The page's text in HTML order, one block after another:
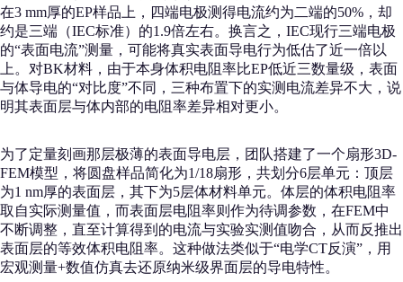
在3 mm厚的EP样品上，四端电极测得电流约为二端的50%，却
约是三端（IEC标准）的1.9倍左右。换言之，IEC现行三端电极
的“表面电流”测量，可能将真实表面导电行为低估了近一倍以
上。对BK材料，由于本身体积电阻率比EP低近三数量级，表面
与体导电的“对比度”不同，三种布置下的实测电流差异不大，说
明其表面层与体内部的电阻率差异相对更小。
为了定量刻画那层极薄的表面导电层，团队搭建了一个扇形3D-
FEM模型，将圆盘样品简化为1/18扇形，共划分6层单元：顶层
为1 nm厚的表面层，其下为5层体材料单元。体层的体积电阻率
取自实际测量值，而表面层电阻率则作为待调参数，在FEM中
不断调整，直至计算得到的电流与实验实测值吻合，从而反推出
表面层的等效体积电阻率。这种做法类似于“电学CT反演”，用
宏观测量+数值仿真去还原纳米级界面层的导电特性。